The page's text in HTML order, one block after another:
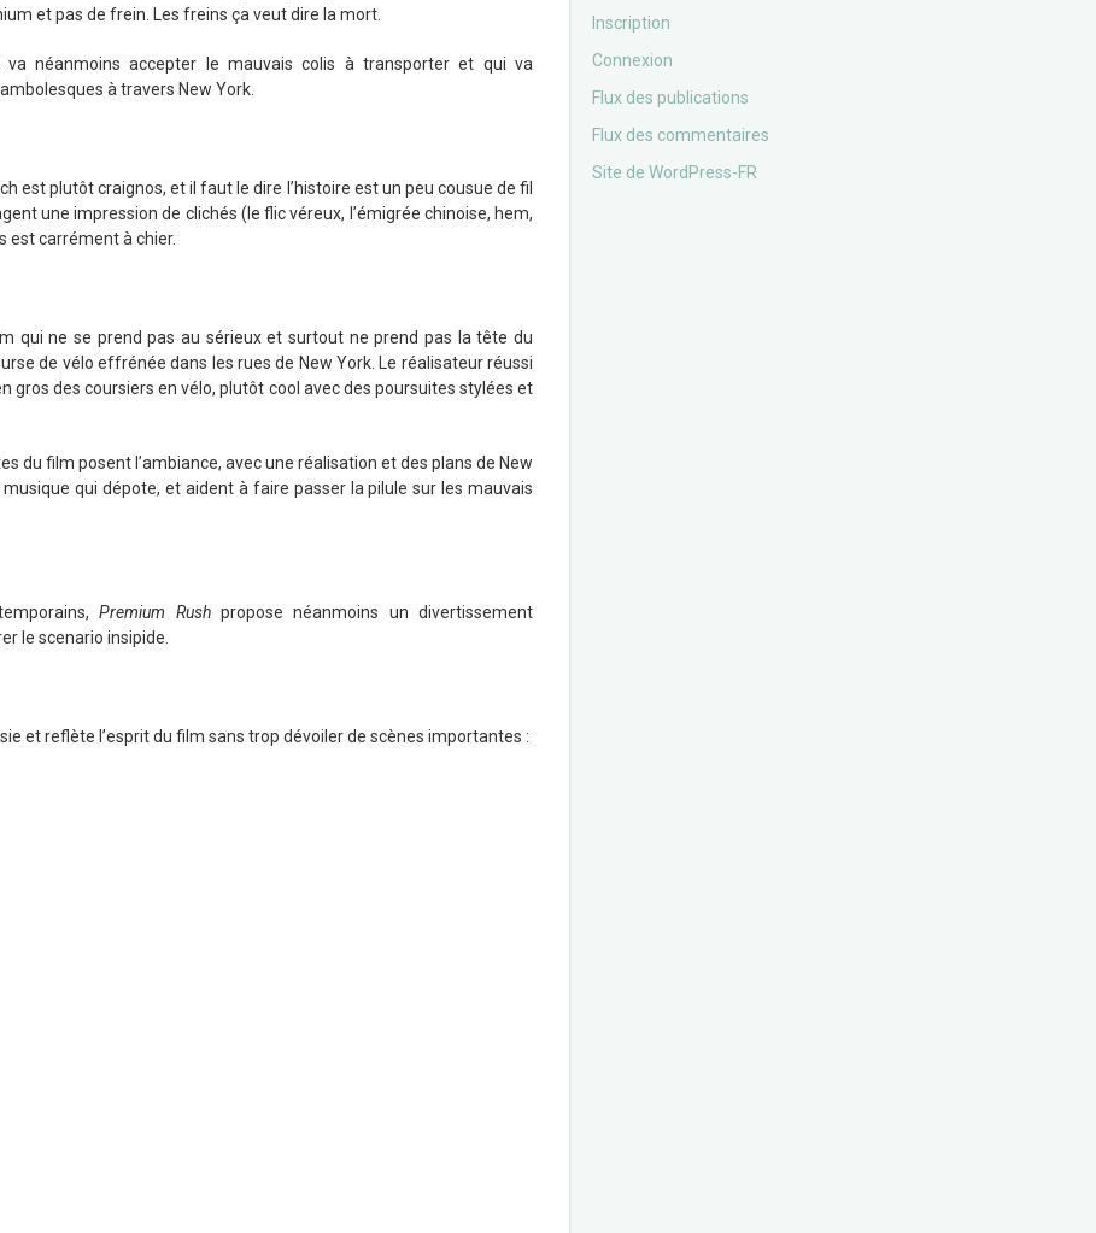
et pas de frein. Les freins ça veut dire la mort.
va néanmoins accepter le mauvais colis à transporter et qui va
à travers New York.
est plutôt craignos, et il faut le dire l’histoire est un peu cousue de fil
une impression de clichés (le flic véreux, l’émigrée chinoise, hem,
est carrément à chier.
qui ne se prend pas au sérieux et surtout ne prend pas la tête du
de vélo effrénée dans les rues de New York. Le réalisateur réussi
gros des coursiers en vélo, plutôt cool avec des poursuites stylées et
du film posent l’ambiance, avec une réalisation et des plans de New
musique qui dépote, et aident à faire passer la pilule sur les mauvais
Premium Rushpropose néanmoins un divertissement
le scenario insipide.
et reflète l’esprit du film sans trop dévoiler de scènes importantes :
Inscription
Connexion
Flux des publications
Flux des commentaires
Site de WordPress-FR